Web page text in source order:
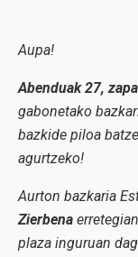
Aupa!
Abenduak 27,
gabonetako
bazkide piloa
agurtzeko!
Aurton bazkaria
Zierbena
plaza inguruan